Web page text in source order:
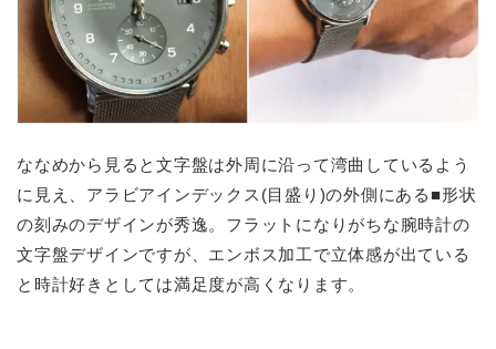
ななめから見ると文字盤は外周に沿って湾曲しているよう
に見え、アラビアインデックス(目盛り)の外側にある■形状
の刻みのデザインが秀逸。フラットになりがちな腕時計の
文字盤デザインですが、エンボス加工で立体感が出ている
と時計好きとしては満足度が高くなります。